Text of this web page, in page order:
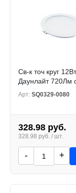
Св-к точ круг
Даунлайт 720Лм
Арт: SQ0329-0080
328.98 руб.
328.98 руб. / шт.
- +